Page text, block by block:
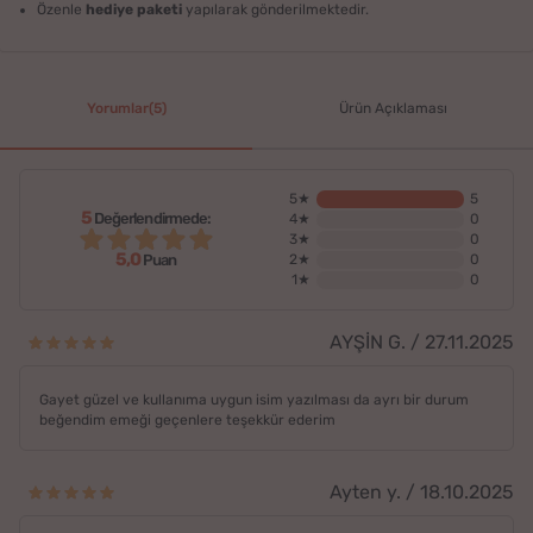
Özenle hediye paketi yapılarak gönderilmektedir.
Yorumlar(5) Ürün Açıklaması
5Değerlendirmede:
5,0Puan
5★
5
4★
0
3★
0
2★
0
1★
0
AYŞİN G. / 27.11.2025
Gayet güzel ve kullanıma uygun isim yazılması da ayrı bir durum
beğendim emeği geçenlere teşekkür ederim
Ayten y. / 18.10.2025